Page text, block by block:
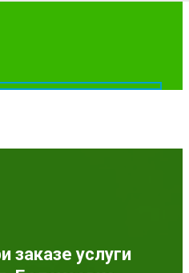
заказе услуги